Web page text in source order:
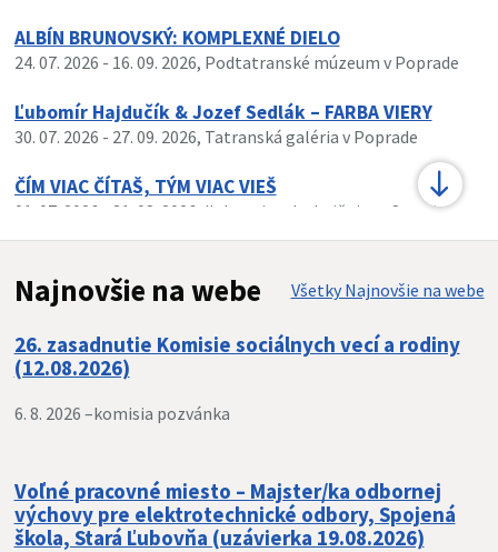
ALBÍN BRUNOVSKÝ: KOMPLEXNÉ DIELO
24. 07. 2026 - 16. 09. 2026, Podtatranské múzeum v Poprade
Ľubomír Hajdučík & Jozef Sedlák – FARBA VIERY
30. 07. 2026 - 27. 09. 2026, Tatranská galéria v Poprade
ČÍM VIAC ČÍTAŠ, TÝM VIAC VIEŠ
01. 07. 2026 - 31. 08. 2026 , Ľubovnianska knižnica v Starej
Najnovšie na webe Všetky Najnovšie na webe
26. zasadnutie Komisie sociálnych vecí a rodiny
(12.08.2026)
6. 8. 2026 –komisia pozvánka
Voľné pracovné miesto – Majster/ka odbornej
výchovy pre elektrotechnické odbory, Spojená
škola, Stará Ľubovňa (uzávierka 19.08.2026)